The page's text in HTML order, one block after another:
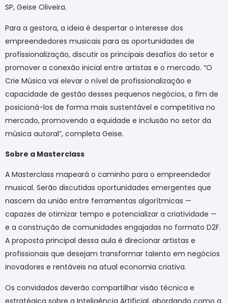
SP, Geise Oliveira.
Para a gestora, a ideia é despertar o interesse dos
empreendedores musicais para as oportunidades de
profissionalização, discutir os principais desafios do setor e
promover a conexão inicial entre artistas e o mercado. “O
Crie Música vai elevar o nível de profissionalização e
capacidade de gestão desses pequenos negócios, a fim de
posicioná-los de forma mais sustentável e competitiva no
mercado, promovendo a equidade e inclusão no setor da
música autoral”, completa Geise.
Sobre a Masterclass
A Masterclass mapeará o caminho para o empreendedor
musical. Serão discutidas oportunidades emergentes que
nascem da união entre ferramentas algorítmicas —
capazes de otimizar tempo e potencializar a criatividade —
e a construção de comunidades engajadas no formato D2F.
A proposta principal dessa aula é direcionar artistas e
profissionais que desejam transformar talento em negócios
inovadores e rentáveis na atual economia criativa.
Os convidados deverão compartilhar visão técnica e
estratégica sobre a Inteligência Artificial, abordando como a